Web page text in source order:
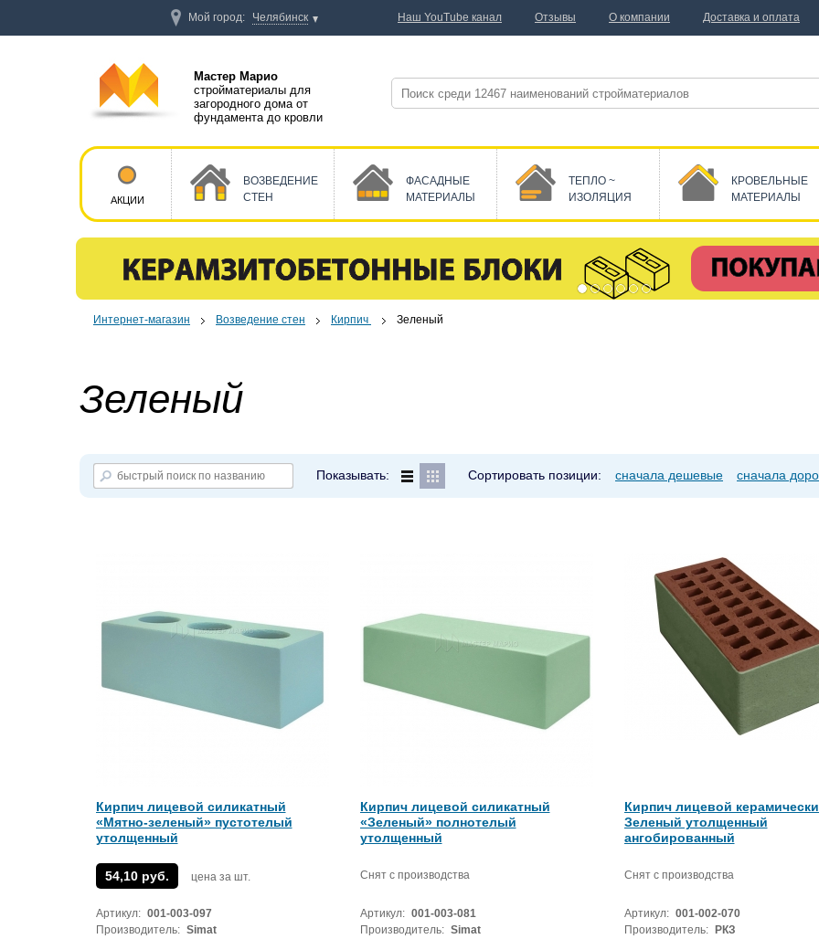
Интернет-магазин Возведение стен Кирпич Зеленый
Зеленый
Показывать: Сортировать позиции: сначала дешевые сначала
Кирпич лицевой силикатный
«Мятно-зеленый» пустотелый
утолщенный
54,10 руб. цена за шт.
Артикул: 001-003-097
Производитель: Simat
Кирпич лицевой силикатный
«Зеленый» полнотелый
утолщенный
Снят с производства
Артикул: 001-003-081
Производитель: Simat
Кирпич лицевой
Зеленый утолщенный
ангобированный
Снят с производства
Артикул: 001-002-070
Производитель:
РКЗ
Мастер Марио
стройматериалы для
загородного дома от
фундамента до кровли
АКЦИИ
ВОЗВЕДЕНИЕ
СТЕН
ФАСАДНЫЕ
МАТЕРИАЛЫ
ТЕПЛО ~
ИЗОЛЯЦИЯ
КРОВЕЛЬНЫЕ
МАТЕРИАЛЫ
Мой город: Челябинск Наш YouTube канал Отзывы О компании Доставка и оплата